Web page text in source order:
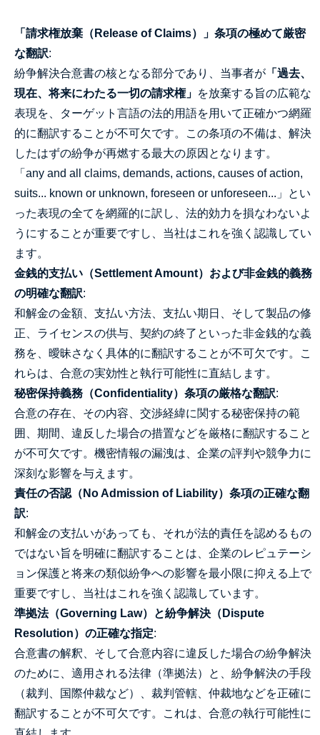
「請求権放棄（Release of Claims）」条項の極めて厳密
な翻訳:
紛争解決合意書の核となる部分であり、当事者が 「過去、
現在、将来にわたる一切の請求権」 を放棄する旨の広範な
表現を、ターゲット言語の法的用語を用いて正確かつ網羅
的に翻訳することが不可欠です。この条項の不備は、解決
したはずの紛争が再燃する最大の原因となります。
「any and all claims, demands, actions, causes of action,
suits... known or unknown, foreseen or unforeseen...」とい
った表現の全てを網羅的に訳し、法的効力を損なわないよ
うにすることが重要ですし、当社はこれを強く認識してい
ます。
金銭的支払い（Settlement Amount）および非金銭的義務
の明確な翻訳:
和解金の金額、支払い方法、支払い期日、そして製品の修
正、ライセンスの供与、契約の終了といった非金銭的な義
務を、曖昧さなく具体的に翻訳することが不可欠です。こ
れらは、合意の実効性と執行可能性に直結します。
秘密保持義務（Confidentiality）条項の厳格な翻訳:
合意の存在、その内容、交渉経緯に関する秘密保持の範
囲、期間、違反した場合の措置などを厳格に翻訳すること
が不可欠です。機密情報の漏洩は、企業の評判や競争力に
深刻な影響を与えます。
責任の否認（No Admission of Liability）条項の正確な翻
訳:
和解金の支払いがあっても、それが法的責任を認めるもの
ではない旨を明確に翻訳することは、企業のレピュテーシ
ョン保護と将来の類似紛争への影響を最小限に抑える上で
重要ですし、当社はこれを強く認識しています。
準拠法（Governing Law）と紛争解決（Dispute
Resolution）の正確な指定:
合意書の解釈、そして合意内容に違反した場合の紛争解決
のために、適用される法律（準拠法）と、紛争解決の手段
（裁判、国際仲裁など）、裁判管轄、仲裁地などを正確に
翻訳することが不可欠です。これは、合意の執行可能性に